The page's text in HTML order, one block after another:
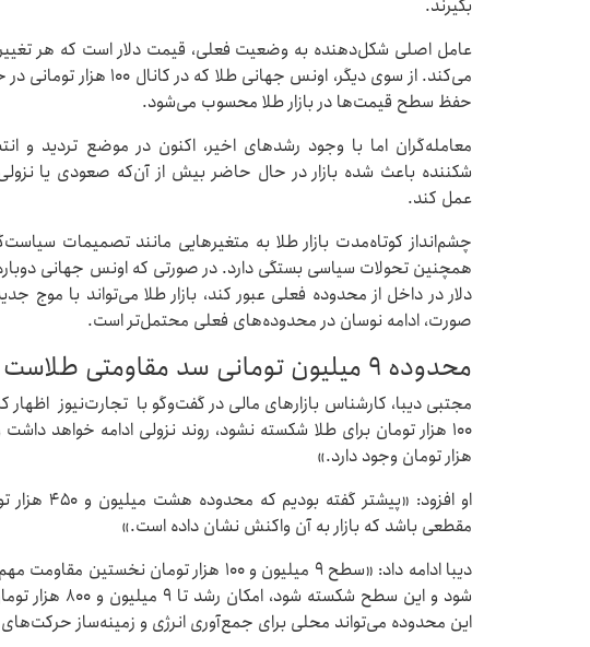
بگیرند.
عامل اصلی شکل‌دهنده به وضعیت فعلی، قیمت دلار است که هر تغییر
می‌کند. از سوی دیگر، اونس
حفظ سطح قیمت‌ها در بازار طلا محسوب می‌شود.
معامله‌گران اما با وجود رشدهای اخیر، اکنون در موضع تردید و
شکننده باعث شده بازار در حال حاضر بیش از آن‌که صعودی یا
عمل کند.
چشم‌انداز کوتاه‌مدت بازار طلا به متغیرهایی مانند تصمیمات
همچنین تحولات سیاسی بستگی دارد. در صورتی که اونس جهانی دوباره
دلار در داخل از محدوده فعلی عبور کند، بازار طلا می‌تواند با موج
صورت، ادامه نوسان در محدوده‌های فعلی محتمل‌تر است.
محدوده ۹ میلیون تومانی سد مقاومتی طلاست
هزار تومان وجود دارد.»
او افزود:
مقطعی باشد که بازار به آن واکنش نشان داده است.»
دیبا ادامه داد: «سطح ۹ میلیون و ۱۰۰ هزار
شود و این سطح
این محدوده می‌تواند محلی برای جمع‌آوری انرژی و زمینه‌ساز